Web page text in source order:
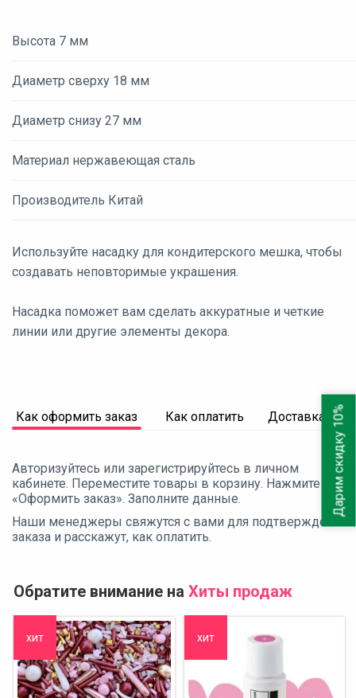
Высота 7 мм
Диаметр сверху 18 мм
Диаметр снизу 27 мм
Материал нержавеющая сталь
Производитель Китай
Используйте насадку для кондитерского мешка, чтобы
создавать неповторимые украшения.
Насадка поможет вам сделать аккуратные и четкие
линии или другие элементы декора.
Как оформить заказ Как оплатить Доставка
Авторизуйтесь или зарегистрируйтесь в личном
кабинете. Переместите товары в корзину. Нажмите
«Оформить заказ». Заполните данные.
Наши менеджеры свяжутся с вами для подтверждения
заказа и расскажут, как оплатить.
Обратите внимание на Хиты продаж
хит хит
Дарим скидку 10%